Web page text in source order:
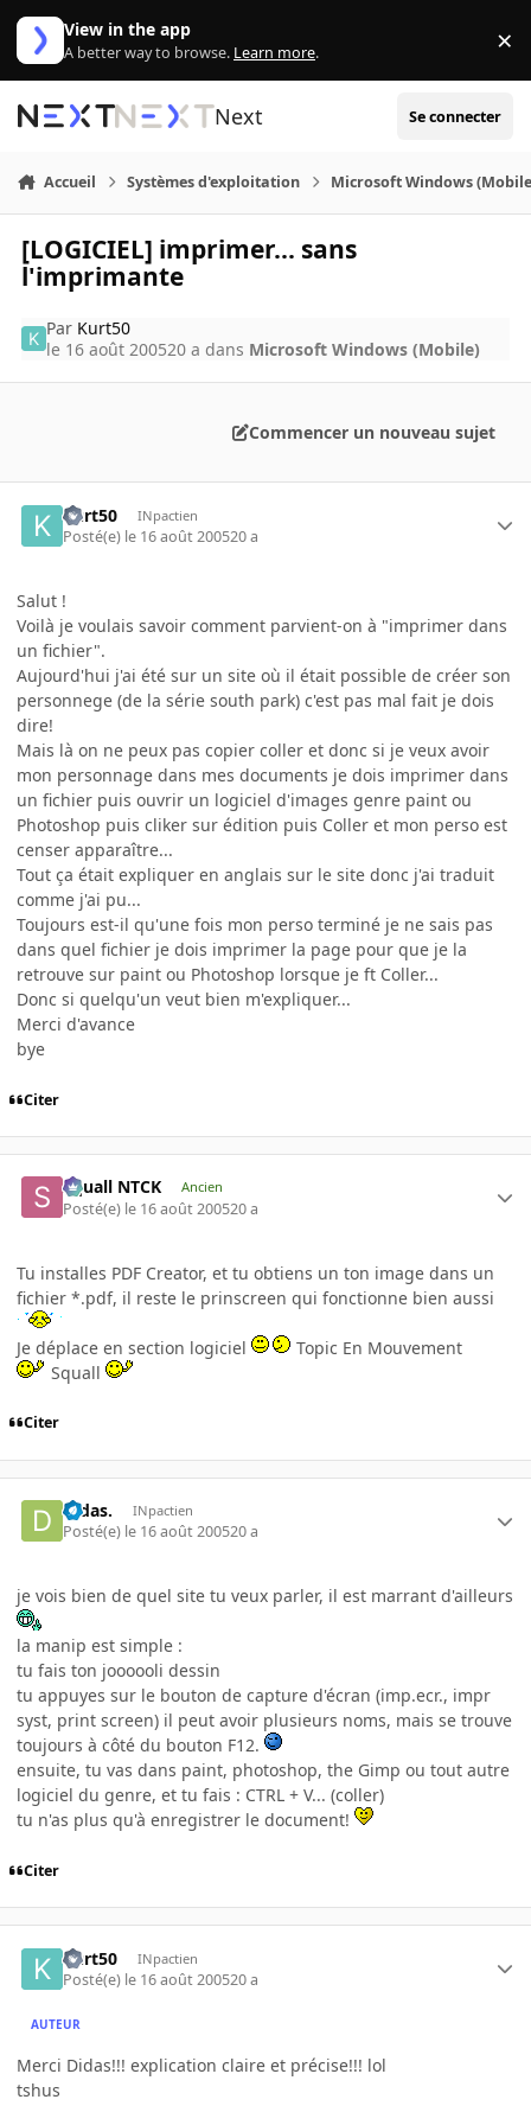
Aller au contenu
View in the app
A better way to browse. Learn more. ×
Next Se connecter
Accueil Systèmes d'exploitation Microsoft Windows
[LOGICIEL] imprimer... sans
l'imprimante
Par Kurt50
le 16 août 200520 a dans Microsoft Windows (Mobile)
Commencer un nouveau sujet
Kurt50 INpactien
Posté(e) le 16 août 200520 a
Salut !
Voilà je voulais savoir comment parvient-on à "imprimer dans
un fichier".
Aujourd'hui j'ai été sur un site où il était possible de créer son
personnege (de la série south park) c'est pas mal fait je dois
dire!
Mais là on ne peux pas copier coller et donc si je veux avoir
mon personnage dans mes documents je dois imprimer dans
un fichier puis ouvrir un logiciel d'images genre paint ou
Photoshop puis cliker sur édition puis Coller et mon perso est
censer apparaître...
Tout ça était expliquer en anglais sur le site donc j'ai traduit
comme j'ai pu...
Toujours est-il qu'une fois mon perso terminé je ne sais pas
dans quel fichier je dois imprimer la page pour que je la
retrouve sur paint ou Photoshop lorsque je ft Coller...
Donc si quelqu'un veut bien m'expliquer...
Merci d'avance
bye
Citer
Squall NTCK Ancien
Posté(e) le 16 août 200520 a
Tu installes PDF Creator, et tu obtiens un ton image dans un
fichier *.pdf, il reste le prinscreen qui fonctionne bien aussi
Je déplace en section logiciel
Topic En Mouvement
Squall
Citer
Didas. INpactien
Posté(e) le 16 août 200520 a
je vois bien de quel site tu veux parler, il est marrant d'ailleurs
la manip est simple :
tu fais ton joooooli dessin
tu appuyes sur le bouton de capture d'écran (imp.ecr., impr
syst, print screen) il peut avoir plusieurs noms, mais se trouve
toujours à côté du bouton F12.
ensuite, tu vas dans paint, photoshop, the Gimp ou tout autre
logiciel du genre, et tu fais : CTRL + V... (coller)
tu n'as plus qu'à enregistrer le document!
Citer
Kurt50 INpactien
Posté(e) le 16 août 200520 a
AUTEUR
Merci Didas!!! explication claire et précise!!! lol
tshus